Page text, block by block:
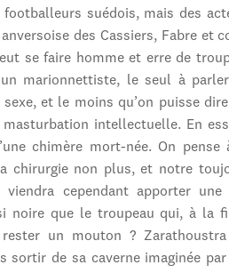
footballeurs suédois, mais des
des Cassiers, Fabre et
se faire homme et erre de
un marionnettiste, le seul à
et le moins qu’on puisse
intellectuelle. En
chimère mort-née. On
chirurgie non plus, et notre
viendra cependant apporter
noire que le troupeau qui, à la
un mouton ?
de sa caverne imaginée par